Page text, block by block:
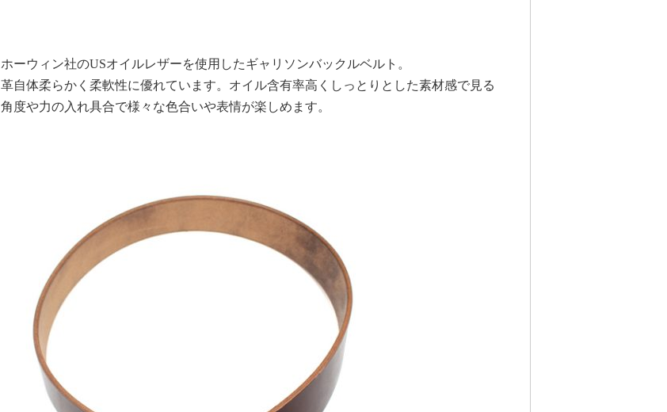
ホーウィン社のUSオイルレザーを使用したギャリソンバックルベルト。
革自体柔らかく柔軟性に優れています。オイル含有率高くしっとりとした素材感で見る
角度や力の入れ具合で様々な色合いや表情が楽しめます。